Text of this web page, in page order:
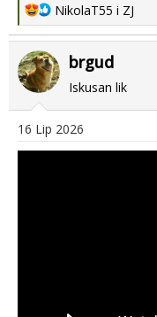
R
e
a
c
t
o
n
NikolaT55 i ZJ
brgud
Iskusan lik
16 Lip 2026